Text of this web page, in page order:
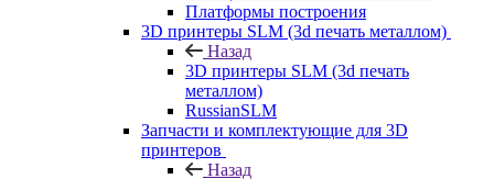
Платформы построения
3D принтеры SLM (3d печать металлом)
Назад
3D принтеры SLM (3d печать
металлом)
RussianSLM
Запчасти и комплектующие для 3D
принтеров
Назад